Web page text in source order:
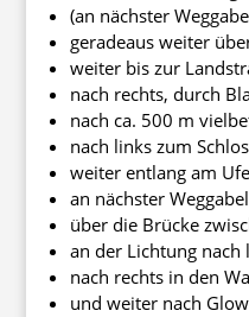
(an nächster
geradeaus weiter
weiter bis zur
nach rechts, durch
nach ca. 500 m
nach links zum
weiter entlang am
an nächster
über die Brücke
an der Lichtung nach
nach rechts in den
und weiter nach